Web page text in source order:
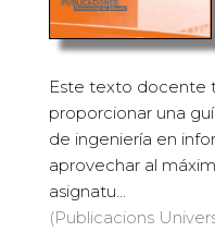
Este texto docente
proporcionar una
de ingeniería en
aprovechar al
asignatu...
(Publicacions